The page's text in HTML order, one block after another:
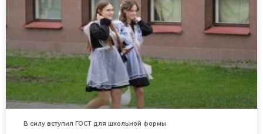
В силу вступил ГОСТ для школьной формы